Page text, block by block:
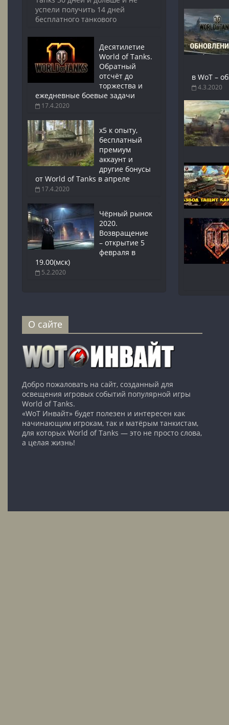
успели получить 14 дней
бесплатного танкового
Десятилетие
World of Tanks.
Обратный
отсчёт до
торжества и
ежедневные боевые задачи
17.4.2020
x5 к опыту,
бесплатный
премиум
аккаунт и
другие бонусы
от World of Tanks в апреле
17.4.2020
Чёрный рынок
2020.
Возвращение
– открытие 5
февраля в
19.00(мск)
5.2.2020
в WoT –
4.3.2020
О сайте
Добро пожаловать на сайт, созданный для
освещения игровых событий популярной игры
World of Tanks.
«WoT Инвайт» будет полезен и интересен как
начинающим игрокам, так и матёрым танкистам,
для которых World of Tanks — это не просто слова,
а целая жизнь!